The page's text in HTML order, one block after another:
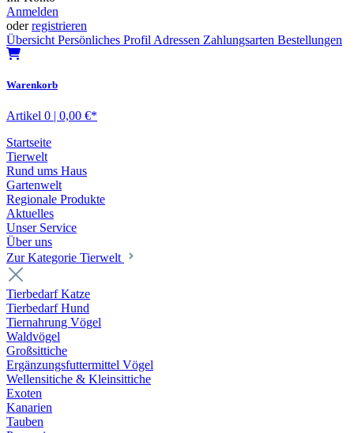
Anmelden
oderregistrieren
Übersicht Persönliches Profil Adressen Zahlungsarten Bestellungen
Warenkorb
Artikel 0 | 0,00 €*
Startseite
Tierwelt
Rund ums Haus
Gartenwelt
Regionale Produkte
Aktuelles
Unser Service
Über uns
Zur Kategorie Tierwelt
Tierbedarf Katze
Tierbedarf Hund
Tiernahrung Vögel
Waldvögel
Großsittiche
Ergänzungsfuttermittel Vögel
Wellensitiche & Kleinsittiche
Exoten
Kanarien
Tauben